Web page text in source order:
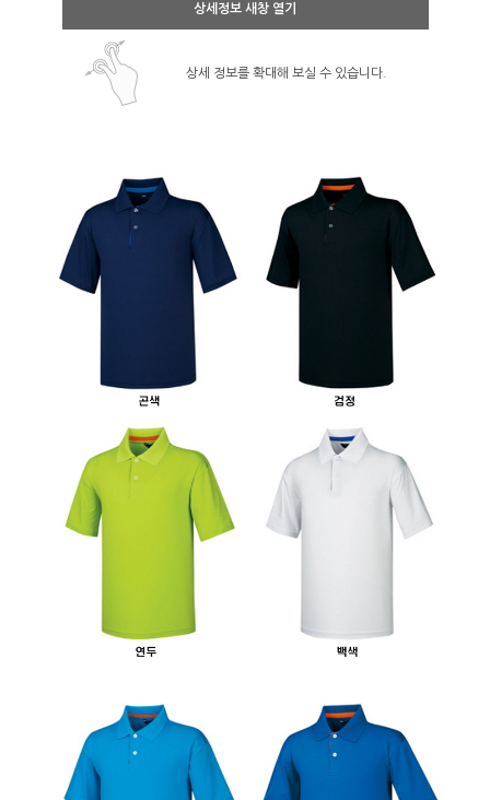
상세정보 새창 열기
상세 정보를 확대해 보실 수 있습니다.